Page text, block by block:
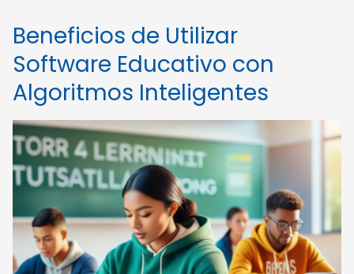
Beneficios de Utilizar
Software Educativo con
Algoritmos Inteligentes